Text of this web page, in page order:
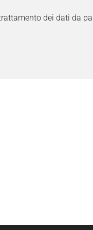
dei dati da